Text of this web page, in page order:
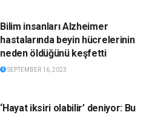
Bilim insanları Alzheimer
hastalarında beyin hücrelerinin
neden öldüğünü keşfetti
SEPTEMBER 16, 2023
‘Hayat iksiri olabilir’ deniyor: Bu